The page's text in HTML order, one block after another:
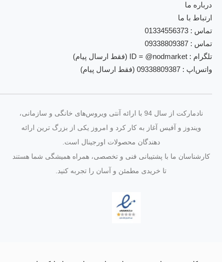
درباره ما
ارتباط با ما
تماس : 01334556373
تماس : 09338809387
تلگرام : ID = @nodmarket (فقط ارسال پیام)
واتس‌اپ : 09338809387 (فقط ارسال پیام)
نادمارکت از سال 94 با ارائه آنتی‌ ویروس‌های خانگی و سازمانی،
ویندوز و آفیس آغاز به کار کرد و امروز یکی از بزرگ‌ ترین ارائه‌
دهندگان محصولات اورجینال است.
کارشناسان ما با پشتیبانی فنی و تخصصی، همراه همیشگی شما هستند
تا خریدی مطمئن و آسان را تجربه کنید.